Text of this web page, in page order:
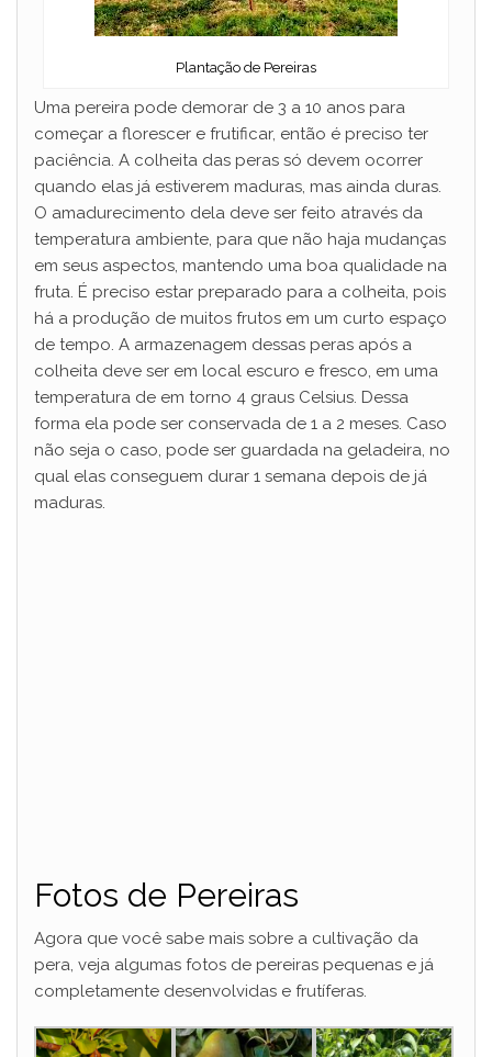
Plantação de Pereiras
Uma pereira pode demorar de 3 a 10 anos para
começar a florescer e frutificar, então é preciso ter
paciência. A colheita das peras só devem ocorrer
quando elas já estiverem maduras, mas ainda duras.
O amadurecimento dela deve ser feito através da
temperatura ambiente, para que não haja mudanças
em seus aspectos, mantendo uma boa qualidade na
fruta. É preciso estar preparado para a colheita, pois
há a produção de muitos frutos em um curto espaço
de tempo. A armazenagem dessas peras após a
colheita deve ser em local escuro e fresco, em uma
temperatura de em torno 4 graus Celsius. Dessa
forma ela pode ser conservada de 1 a 2 meses. Caso
não seja o caso, pode ser guardada na geladeira, no
qual elas conseguem durar 1 semana depois de já
maduras.
Fotos de Pereiras
Agora que você sabe mais sobre a cultivação da
pera, veja algumas fotos de pereiras pequenas e já
completamente desenvolvidas e frutíferas.